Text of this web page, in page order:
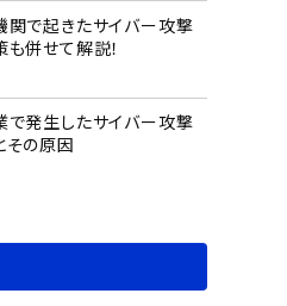
関で起きたサイバー攻撃
併せて解説！
で発生したサイバー攻撃
その原因